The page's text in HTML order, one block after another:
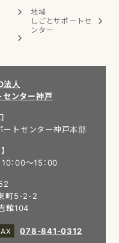
地域
しごとサポートセ
ンター
法人
センター神戸
ートセンター神戸本部
：00～15：00
町5-2-2
館104
078-841-0312